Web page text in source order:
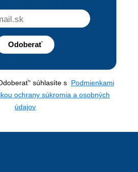
Odoberať
súhlasíte s Podmienkami
ochrany súkromia a osobných
údajov